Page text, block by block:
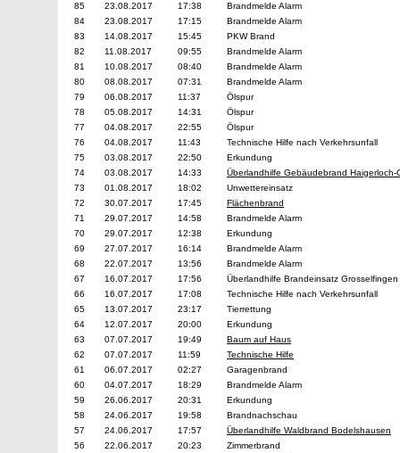
85
23.08.2017 17:38
Brandmelde Alarm
84
23.08.2017 17:15
Brandmelde Alarm
83
14.08.2017 15:45
PKW Brand
82
11.08.2017 09:55
Brandmelde Alarm
81
10.08.2017 08:40
Brandmelde Alarm
80
08.08.2017 07:31
Brandmelde Alarm
79
06.08.2017 11:37
Ölspur
78
05.08.2017 14:31
Ölspur
77
04.08.2017 22:55
Ölspur
76
04.08.2017 11:43
Technische Hilfe nach Verkehrsunfall
75
03.08.2017 22:50
Erkundung
74
03.08.2017 14:33
Überlandhilfe Gebäudebrand Haigerloch-
73
01.08.2017 18:02
Unwettereinsatz
72
30.07.2017 17:45
Flächenbrand
71
29.07.2017 14:58
Brandmelde Alarm
70
29.07.2017 12:38
Erkundung
69
27.07.2017 16:14
Brandmelde Alarm
68
22.07.2017 13:56
Brandmelde Alarm
67
16.07.2017 17:56
Überlandhilfe Brandeinsatz Grosselfingen
66
16.07.2017 17:08
Technische Hilfe nach Verkehrsunfall
65
13.07.2017 23:17
Tierrettung
64
12.07.2017 20:00
Erkundung
63
07.07.2017 19:49
Baum auf Haus
62
07.07.2017 11:59
Technische Hilfe
61
06.07.2017 02:27
Garagenbrand
60
04.07.2017 18:29
Brandmelde Alarm
59
26.06.2017 20:31
Erkundung
58
24.06.2017 19:58
Brandnachschau
57
24.06.2017 17:57
Überlandhilfe Waldbrand Bodelshausen
56
22.06.2017 20:23
Zimmerbrand